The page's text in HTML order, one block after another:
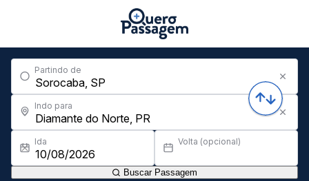
Partindo de
Indo para
Ida Volta (opcional)
Buscar Passagem